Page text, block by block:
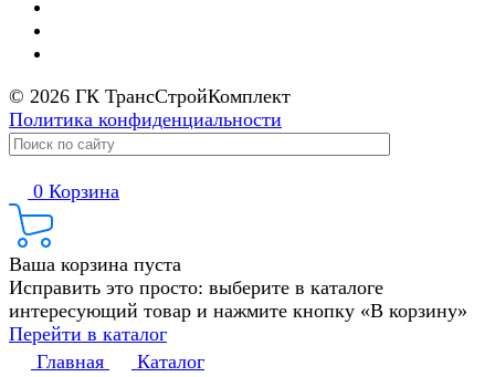
© 2026 ГК ТрансСтройКомплект
Политика конфиденциальности
0 Корзина
Ваша корзина пуста
Исправить это просто: выберите в каталоге
интересующий товар и нажмите кнопку «В корзину»
Перейти в каталог
Главная
Каталог